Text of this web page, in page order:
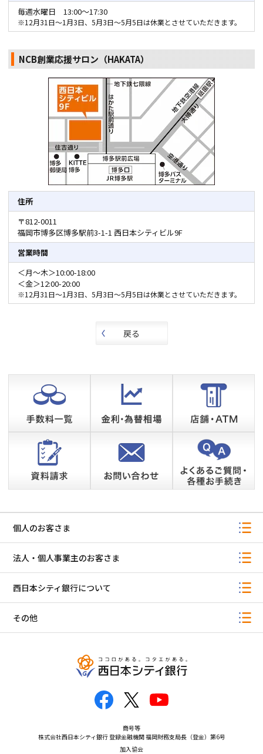
毎週水曜日 13:00～17:30
※12月31日～1月3日、5月3日～5月5日は休業とさせていただきます。
NCB創業応援サロン（HAKATA）
住所
〒812-0011
福岡市博多区博多駅前3-1-1 西日本シティビル9F
営業時間
＜月～木＞10:00-18:00
＜金＞12:00-20:00
※12月31日～1月3日、5月3日～5月5日は休業とさせていただきます。
戻る
個人のお客さま
法人・個人事業主のお客さま
西日本シティ銀行について
その他
商号等
株式会社西日本シティ銀行 登録金融機関 福岡財務支局長（登金）第6号
加入協会